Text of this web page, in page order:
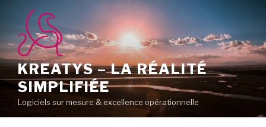
contenu
principal
KREATYS – LA RÉALITÉ
SIMPLIFIÉE
Logiciels sur mesure & excellence opérationnelle